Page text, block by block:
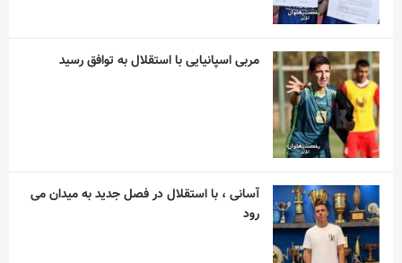
مربی اسپانیایی با استقلال به توافق رسید
آسانی ، با استقلال در فصل جدید به میدان می
رود